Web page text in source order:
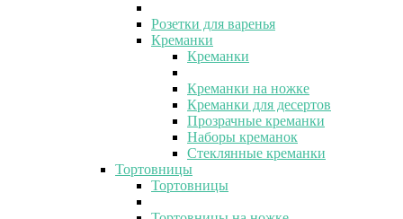
Розетки для варенья
Креманки
Креманки
Креманки на ножке
Креманки для десертов
Прозрачные креманки
Наборы креманок
Стеклянные креманки
Тортовницы
Тортовницы